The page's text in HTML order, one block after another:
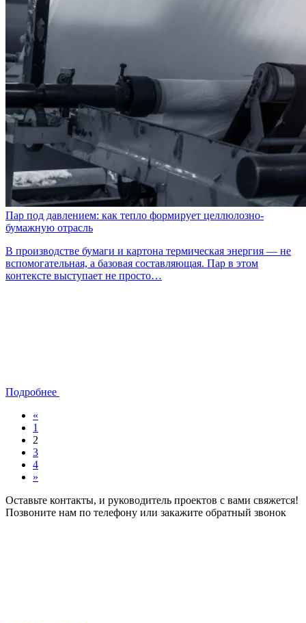
Пар под давлением: как тепло формирует целлюлозно-
бумажную отрасль
В производстве бумаги и картона термическая энергия — не
вспомогательная, а базовая составляющая. Пар в этом
контексте выступает не просто…
Подробнее
«
1
2
3
4
»
Оставьте контакты, и руководитель проектов с вами свяжется!
Позвоните нам по телефону или закажите обратный звонок